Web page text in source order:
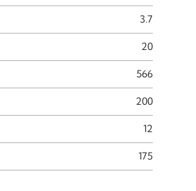
3.7
20
566
200
12
175